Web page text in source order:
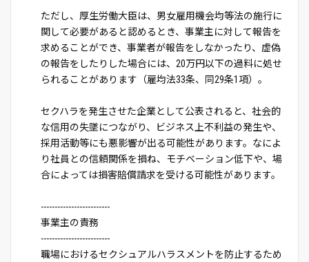
ただし、厚生労働大臣は、男女雇用機会均等法の施行に
関して必要があると認めるとき、事業主に対して報告を
求めることができ、事業者が報告をしなかったり、虚偽
の報告をしたりした場合には、20万円以下の過料に処せ
られることがあります（雇均法33条、同29条1項）。
セクハラを発生させた企業として公表されると、社会的
な信用の失墜につながり、ビジネス上不利益の発生や、
採用活動等にも悪影響が出る可能性があります。なによ
り社員との信頼関係を損ね、モチベーション低下や、場
合によっては損害賠償請求を受ける可能性があります。
-------------------------
事業主の責務
-------------------------
職場におけるセクシュアルハラスメントを防止するため